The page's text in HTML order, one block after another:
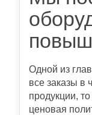
Одной из
все заказы в
продукции,
ценовая